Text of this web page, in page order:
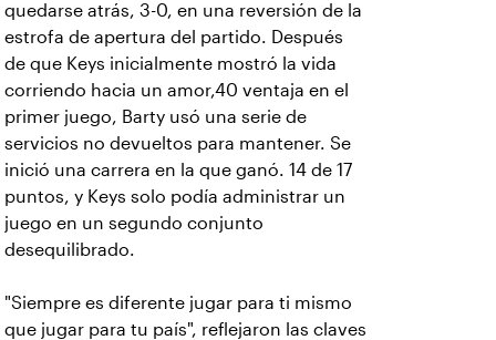
quedarse atrás, 3-0, en una reversión de la
estrofa de apertura del partido. Después
de que Keys inicialmente mostró la vida
corriendo hacia un amor,40 ventaja en el
primer juego, Barty usó una serie de
servicios no devueltos para mantener. Se
inició una carrera en la que ganó. 14 de 17
puntos, y Keys solo podía administrar un
juego en un segundo conjunto
desequilibrado.
"Siempre es diferente jugar para ti mismo
que jugar para tu país", reflejaron las claves